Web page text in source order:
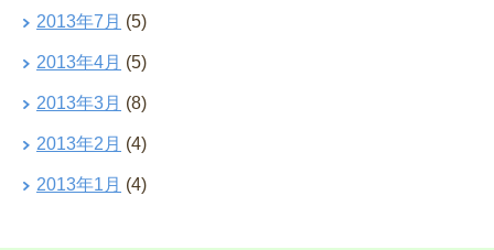
2013年7月 (5)
2013年4月 (5)
2013年3月 (8)
2013年2月 (4)
2013年1月 (4)